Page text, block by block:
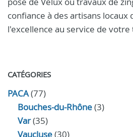
confiance à des artisans
l'excellence au service de votre
CATÉGORIES
PACA(77)
Bouches-du-Rhône(3)
Var(35)
Vaucluse(30)